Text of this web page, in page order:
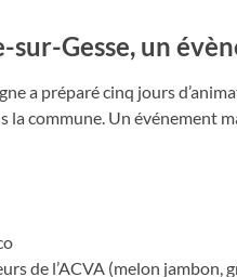
sur-Gesse, un
a préparé cinq jours
la commune. Un événement
de l’ACVA (melon